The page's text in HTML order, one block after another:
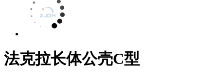
法克拉长体公壳C型